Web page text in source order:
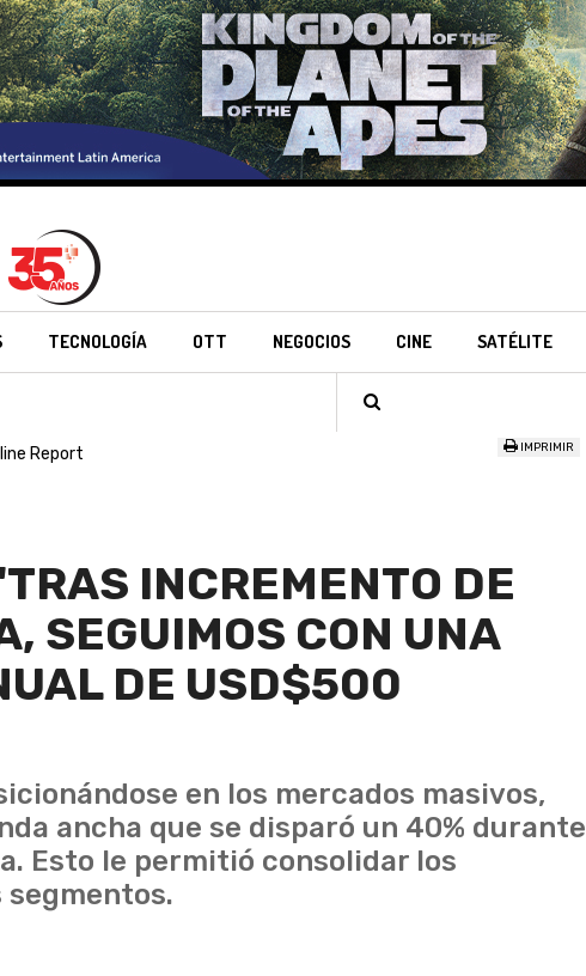
TECNOLOGÍA OTT NEGOCIOS CINE SATÉLITE
Report IMPRIMIR
INCREMENTO DE
SEGUIMOS CON UNA
DE USD$500
en los mercados masivos,
ancha que se disparó un 40% durante
Esto le permitió consolidar los